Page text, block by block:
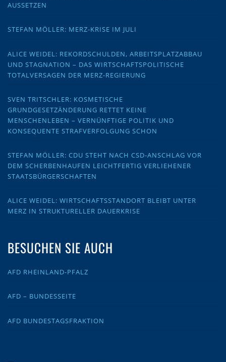
AUSSETZEN
STEFAN MÖLLER: MERZ-KRISE IM JULI
ALICE WEIDEL: REKORDSCHULDEN, ARBEITSPLATZABBAU
UND STAGNATION – DAS WIRTSCHAFTSPOLITISCHE
TOTALVERSAGEN DER MERZ-REGIERUNG
SVEN TRITSCHLER: KOSMETISCHE
GRUNDGESETZÄNDERUNG RETTET KEINE
MENSCHENLEBEN – VERNÜNFTIGE POLITIK UND
KONSEQUENTE STRAFVERFOLGUNG SCHON
STEFAN MÖLLER: CDU STEHT NACH CSD-ANSCHLAG VOR
DEM SCHERBENHAUFEN LEICHTFERTIG VERLIEHENER
STAATSBÜRGERSCHAFTEN
ALICE WEIDEL: WIRTSCHAFTSSTANDORT BLEIBT UNTER
MERZ IN STRUKTURELLER DAUERKRISE
BESUCHEN SIE AUCH
AFD RHEINLAND-PFALZ
AFD – BUNDESSEITE
AFD BUNDESTAGSFRAKTION